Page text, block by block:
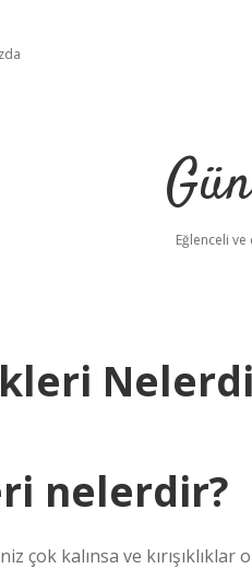
Eğlenceli
nelerdir?
çok kalınsa ve